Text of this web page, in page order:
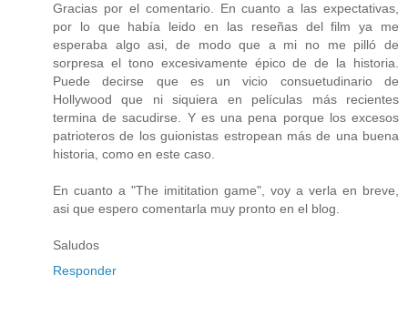
Gracias por el comentario. En cuanto a las expectativas,
por lo que había leido en las reseñas del film ya me
esperaba algo asi, de modo que a mi no me pilló de
sorpresa el tono excesivamente épico de de la historia.
Puede decirse que es un vicio consuetudinario de
Hollywood que ni siquiera en películas más recientes
termina de sacudirse. Y es una pena porque los excesos
patrioteros de los guionistas estropean más de una buena
historia, como en este caso.
En cuanto a "The imititation game", voy a verla en breve,
asi que espero comentarla muy pronto en el blog.
Saludos
Responder